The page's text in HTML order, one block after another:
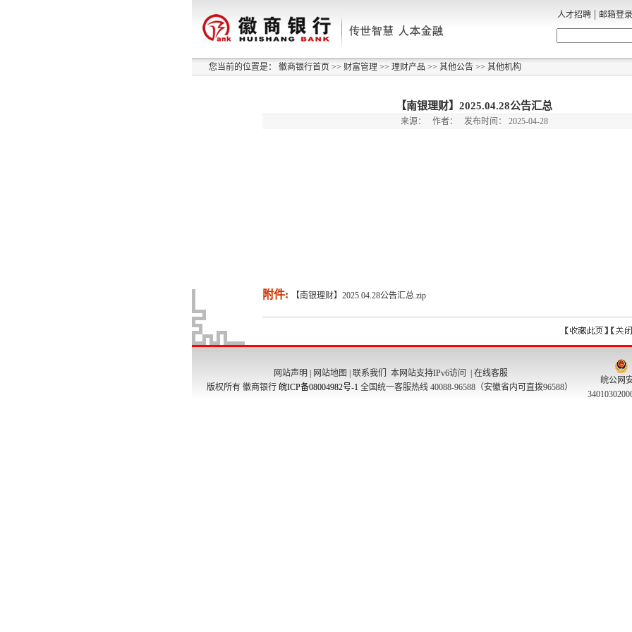
人才招聘 | 邮箱登录
您当前的位置是： 徽商银行首页 >> 财富管理 >> 理财产品 >> 其他公告 >> 其他机构
【南银理财】2025.04.28公告汇总
来源： 作者： 发布时间： 2025-04-28
附件: 【南银理财】2025.04.28公告汇总.zip
网站声明 网站地图 联系我们 本网站支持IPv6访问 | 在线客服
版权所有 徽商银行 皖ICP备08004982号-1 全国统一客服热线 40088-96588（安徽省内可直拨96588）
皖公网